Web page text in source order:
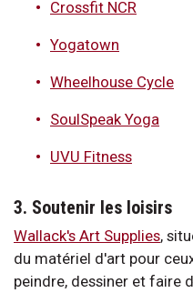
Crossfit NCR
Yogatown
Wheelhouse Cycle
SoulSpeak Yoga
UVU Fitness
3. Soutenir les loisirs
Wallack's Art Supplies,
du matériel d'art pour
peindre, dessiner et faire